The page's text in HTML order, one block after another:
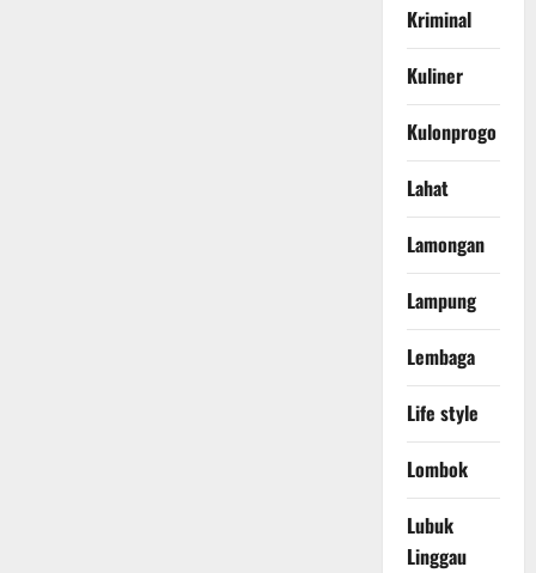
Kriminal
Kuliner
Kulonprogo
Lahat
Lamongan
Lampung
Lembaga
Life style
Lombok
Lubuk
Linggau